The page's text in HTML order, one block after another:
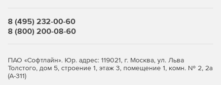
Мониторинг серверов на предмет нагрузки на
центральный процессор, память и жесткий диск,
сервисов, служб Windows, процессов,
файлов и папок.
8 (495) 232-00-60
8 (800) 200-08-60
ПАО «Софтлайн». Юр. адрес: 119021, г. Москва, ул. Льва
Толстого, дом 5, строение 1, этаж 3, помещение 1, комн. № 2, 2а
(А-311)